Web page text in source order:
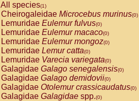
All species(1)
Cheirogaleidae Microcebus murinus(0)
Lemuridae Eulemur fulvus(0)
Lemuridae Eulemur macaco(0)
Lemuridae Eulemur mongoz(0)
Lemuridae Lemur catta(0)
Lemuridae Varecia variegata(0)
Galagidae Galago senegalensis(0)
Galagidae Galago demidovii(0)
Galagidae Otolemur crassicaudatus(0)
Galagidae Galagidae spp.(0)